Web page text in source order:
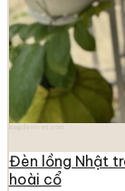
Đèn lồng Nhật
hoài cổ